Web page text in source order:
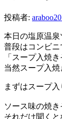
投稿者: araboo
本日の塩原温泉
普段はコンビ
「スープ入焼
当然スープ入
まずはスープ入
ソース味の焼
それだけ聞く